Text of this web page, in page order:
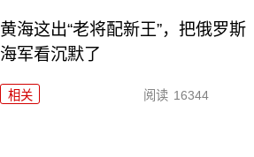
黄海这出“老将配新王”，把俄罗斯
海军看沉默了
相关 阅读 16344